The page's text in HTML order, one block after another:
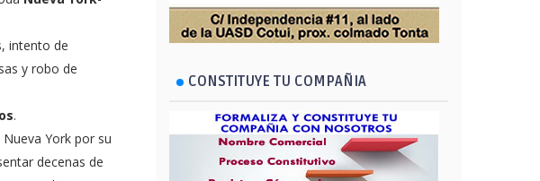
intento de
y robo de
.
York por su
decenas de
CONSTITUYE TU COMPAÑIA